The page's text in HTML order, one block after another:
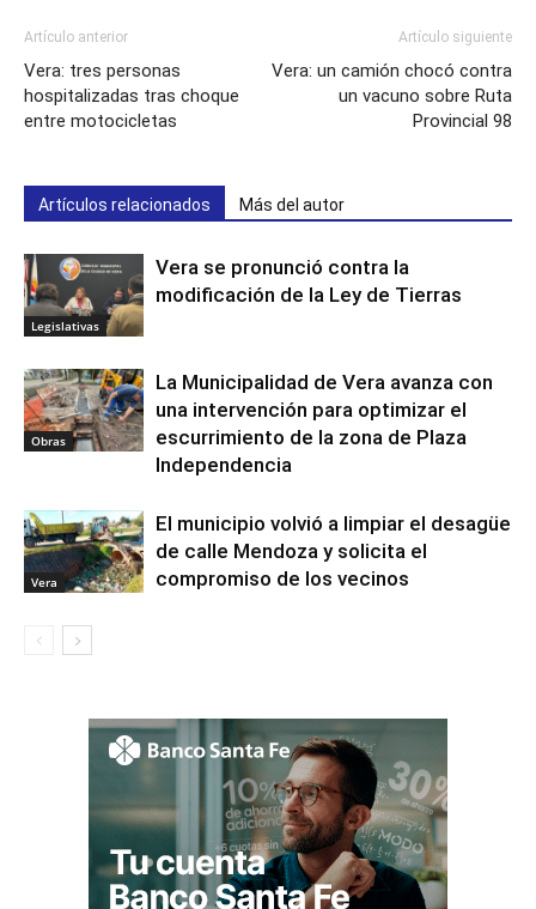
Artículo anterior
Vera: tres personas
hospitalizadas tras choque
entre motocicletas
Artículo siguiente
Vera: un camión chocó contra
un vacuno sobre Ruta
Provincial 98
Artículos relacionados Más del autor
Legislativas
Vera se pronunció contra la
modificación de la Ley de Tierras
Obras
La Municipalidad de Vera avanza con
una intervención para optimizar el
escurrimiento de la zona de Plaza
Independencia
Vera
El municipio volvió a limpiar el desagüe
de calle Mendoza y solicita el
compromiso de los vecinos